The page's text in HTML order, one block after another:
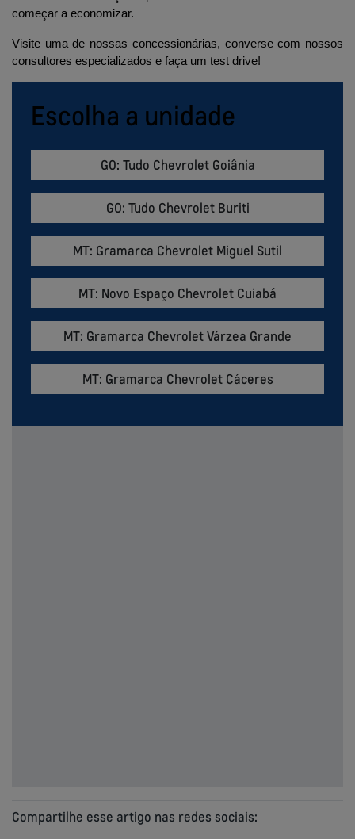
começar a economizar.
Visite uma de nossas concessionárias, converse com nossos
consultores especializados e faça um test drive!
Escolha a unidade
GO: Tudo Chevrolet Goiânia
GO: Tudo Chevrolet Buriti
MT: Gramarca Chevrolet Miguel Sutil
MT: Novo Espaço Chevrolet Cuiabá
MT: Gramarca Chevrolet Várzea Grande
MT: Gramarca Chevrolet Cáceres
Compartilhe esse artigo nas redes sociais: